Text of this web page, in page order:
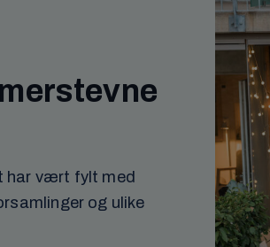
har vært fylt med
og ulike